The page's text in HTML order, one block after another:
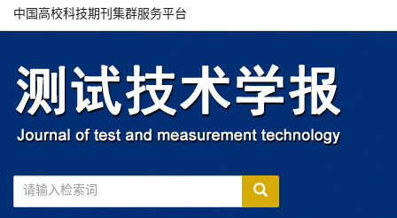
中国高校科技期刊集群服务平台